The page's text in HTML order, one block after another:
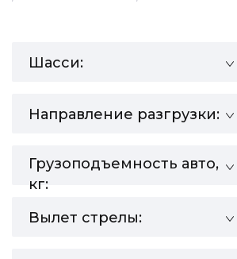
Шасси:
Направление разгрузки:
Грузоподъемность авто,
кг:
Вылет стрелы: